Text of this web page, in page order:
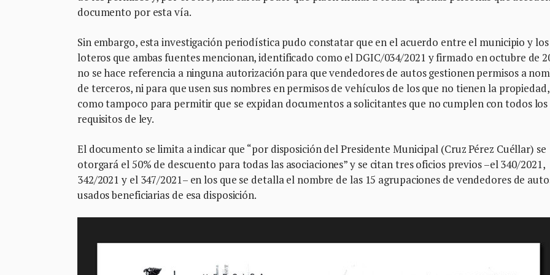
documento por esta vía.
Sin embargo, esta investigación periodística pudo constatar que en el acuerdo entre el municipio y los
loteros que ambas fuentes mencionan, identificado como el DGIC/034/2021 y firmado en octubre de
no se hace referencia a ninguna autorización para que vendedores de autos gestionen permisos a
de terceros, ni para que usen sus nombres en permisos de vehículos de los que no tienen la propiedad,
como tampoco para permitir que se expidan documentos a solicitantes que no cumplen con todos los
requisitos de ley.
El documento se limita a indicar que “por disposición del Presidente Municipal (Cruz Pérez Cuéllar) se
otorgará el 50% de descuento para todas las asociaciones” y se citan tres oficios previos –el 340/2021,
342/2021 y el 347/2021– en los que se detalla el nombre de las 15 agrupaciones de vendedores de
usados beneficiarias de esa disposición.